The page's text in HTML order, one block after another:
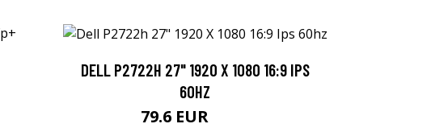
DELL P2722H 27" 1920 X 1080 16:9 IPS
60HZ
79.6 EUR